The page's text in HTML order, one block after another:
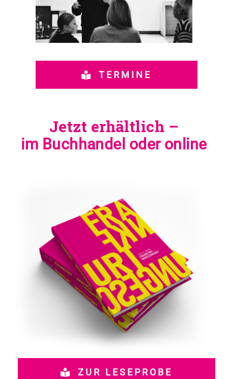
TERMINE
Jetzt erhältlich –
im Buchhandel oder online
ZUR LESEPROBE